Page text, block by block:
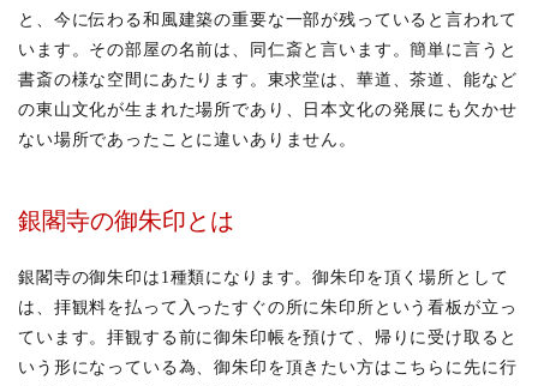
と、今に伝わる和風建築の重要な一部が残っていると言われて
います。その部屋の名前は、同仁斎と言います。簡単に言うと
書斎の様な空間にあたります。東求堂は、華道、茶道、能など
の東山文化が生まれた場所であり、日本文化の発展にも欠かせ
ない場所であったことに違いありません。
銀閣寺の御朱印とは
銀閣寺の御朱印は1種類になります。御朱印を頂く場所として
は、拝観料を払って入ったすぐの所に朱印所という看板が立っ
ています。拝観する前に御朱印帳を預けて、帰りに受け取ると
いう形になっている為、御朱印を頂きたい方はこちらに先に行